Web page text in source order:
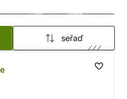
seřaď